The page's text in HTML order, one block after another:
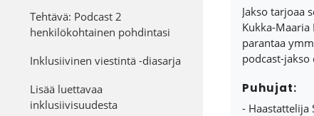
Jakso tarjoaa
Kukka-
parantaa
podcast-
Puhujat:
- Haastattelija
Tehtävä: Podcast 2
henkilökohtainen pohdintasi
Inklusiivinen viestintä -diasarja
Lisää luettavaa
inklusiivisuudesta